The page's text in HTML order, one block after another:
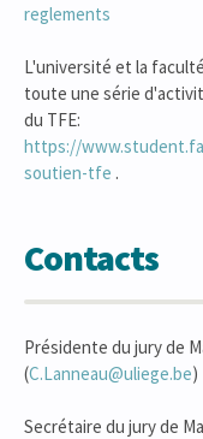
reglements
L'université et la
toute une série
du TFE:
https://
soutien-tfe .
Contacts
Présidente du jury de
(C.Lanneau@uliege.be)
Secrétaire du jury de